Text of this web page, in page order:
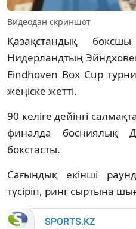
Видеодан скриншот
Қазақстандық
Нидерландтың
Eindhoven Box Cup
жеңіске жетті.
90 келіге дейінгі
финалда босниялық
бокстасты.
Сағындық екінші
түсіріп, ринг сыртына